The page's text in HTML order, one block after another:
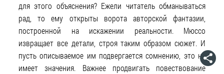
для этого объяснения? Ежели читатель обманываться
рад, то ему открыты ворота авторской фантазии,
построенной на искажении реальности. Мюссо
извращает все детали, строя таким образом сюжет. И
пусть описываемое им подвергается сомнению, это не
имеет значения. Важнее продвигать повествование